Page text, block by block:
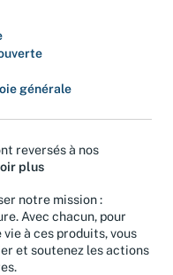
générale
reversés à nos
plus
notre mission :
Avec chacun, pour
à ces produits, vous
et soutenez les actions